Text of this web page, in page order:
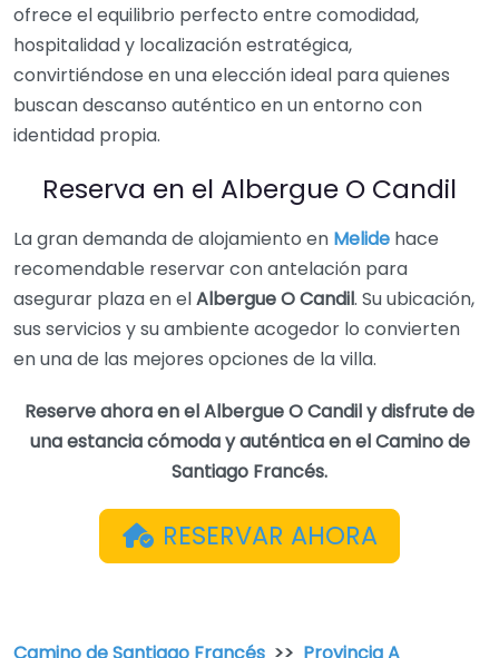
ofrece el equilibrio perfecto entre comodidad,
hospitalidad y localización estratégica,
convirtiéndose en una elección ideal para quienes
buscan descanso auténtico en un entorno con
identidad propia.
Reserva en el Albergue O Candil
La gran demanda de alojamiento en Melide hace
recomendable reservar con antelación para
asegurar plaza en elAlbergue O Candil. Su ubicación,
sus servicios y su ambiente acogedor lo convierten
en una de las mejores opciones de la villa.
Reserve ahora en el Albergue O Candil y disfrute de
una estancia cómoda y auténtica en el Camino de
Santiago Francés.
RESERVAR AHORA